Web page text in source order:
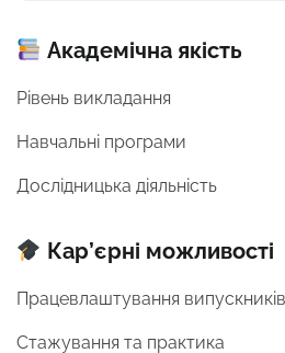
Академічна якість
Рівень викладання
Навчальні програми
Дослідницька діяльність
Кар’єрні можливості
Працевлаштування випускників
Стажування та практика